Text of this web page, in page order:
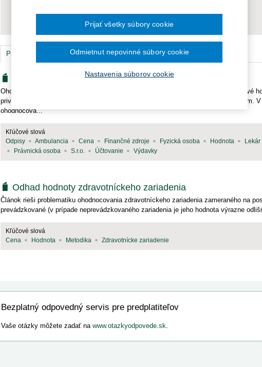
2012
2011
Ročník 2011
Ročník 2026
Právo a manažment v zdravotníctve (2) Aktuality (0)
Odhad hodnoty ambulancie lekára
Ohodnocovanie podnikov sa dostalo do popredia od roku 1989 po prechode na trhové
privatizácie vznikla potreba stanovenia hodnoty podnikov v súvislosti s ich predajom.
ohodnocova...
Kľúčové slová
Odpisy
Ambulancia Cena Finančné zdroje Fyzická osoba Hodnota Lekár
Právnická osoba
S.r.o. Účtovanie Výdavky
Odhad hodnoty zdravotníckeho zariadenia
Článok rieši problematiku ohodnocovania zdravotníckeho zariadenia zameraného na
prevádzkované (v prípade neprevádzkovaného zariadenia je jeho hodnota výrazne
Kľúčové slová
Cena
Hodnota Metodika Zdravotnícke zariadenie
Bezplatný odpovedný servis pre predplatiteľov
Vaše otázky môžete zadať na www.otazkyodpovede.sk.
Nastavenia súborov cookie
Odmietnut nepovinné súbory cookie
Prijať všetky súbory cookie